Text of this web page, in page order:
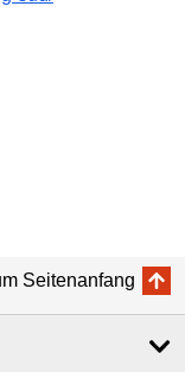
Seitenanfang